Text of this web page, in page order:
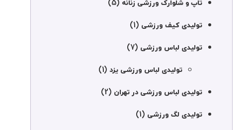
تاپ و شلوارک ورزشی زنانه (5)
تولیدی کیف ورزشی (1)
تولیدی لباس ورزشی (7)
تولیدی لباس ورزشی یزد (1)
تولیدی لباس ورزشی در تهران (2)
تولیدی لگ ورزشی (1)